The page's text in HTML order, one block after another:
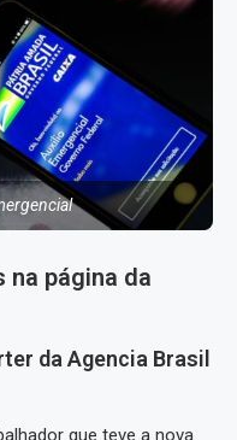
página da
da Agencia Brasil
que teve a nova